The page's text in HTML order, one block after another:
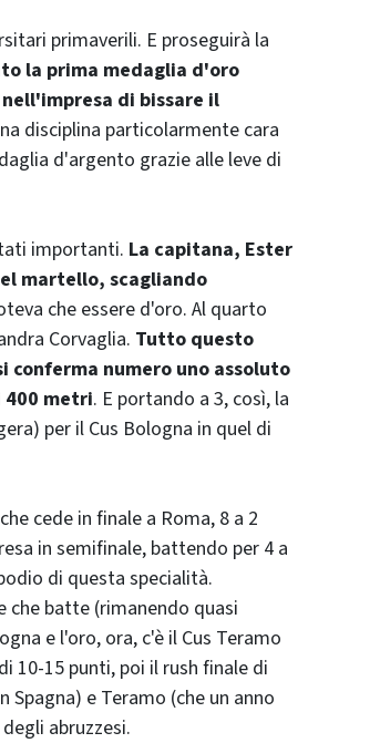
primaverili. E proseguirà la
la prima medaglia d'oro
di bissare il
disciplina particolarmente cara
d'argento grazie alle leve di
importanti. La capitana, Ester
martello, scagliando
che essere d'oro. Al quarto
Corvaglia. Tutto questo
numero uno assoluto
metri. E portando a 3, così, la
per il Cus Bologna in quel di
cede in finale a Roma, 8 a 2
in semifinale, battendo per 4 a
di questa specialità.
che batte (rimanendo quasi
e l'oro, ora, c'è il Cus Teramo
10-15 punti, poi il rush finale di
e Teramo (che un anno
abruzzesi.